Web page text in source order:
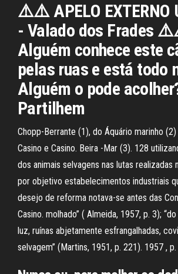
⚠️⚠️ APELO EXTERNO
- Valado dos Frades
Alguém conhece este
pelas ruas e está todo
Alguém o pode
Partilhem
Chopp-Berrante (1), do Áquário marinho
Casino e Casino. Beira -Mar (3). 128
dos animais selvagens nas lutas realizadas
por objetivo estabelecimentos industriais
desejo de reforma notava-se antes das
Casino. molhado” ( Almeida, 1957, p. 3);
luz, ruínas abjetamente esfrangalhadas,
selvagem” (Martins, 1951, p. 221). 1957 ,